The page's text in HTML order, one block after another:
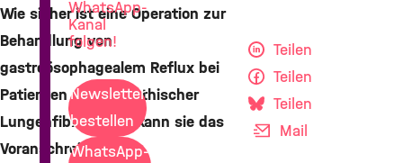
Wie sicher ist eine Operation zur
Behandlung von
gastroösophagealem Reflux bei
Patienten mit idiopathischer
Lungenfibrose und kann sie das
Voranschreiten der
Teilen
Teilen
Teilen
Mail
WhatsApp-
Kanal
folgen!
Newsletter
bestellen
WhatsApp-